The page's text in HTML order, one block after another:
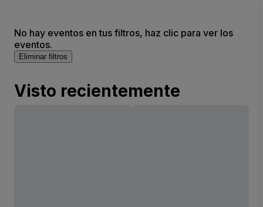
No hay eventos en tus filtros, haz clic para ver los
eventos.
Eliminar filtros
Visto recientemente